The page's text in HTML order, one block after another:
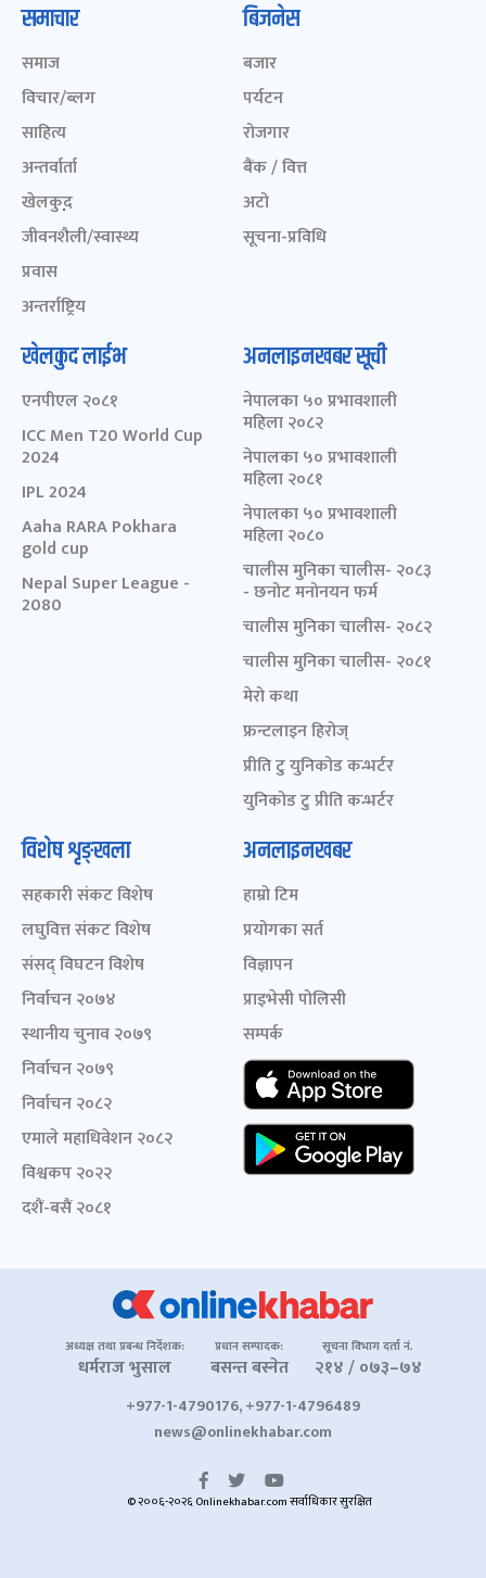
समाचार
समाज
विचार/ब्लग
साहित्य
अन्तर्वार्ता
खेलकुद़़
जीवनशैली/स्वास्थ्य
प्रवास
अन्तर्राष्ट्रिय
बिजनेस
बजार
पर्यटन
रोजगार
बैंक / वित्त
अटो
सूचना-प्रविधि
खेलकुद लाईभ
एनपीएल २०८१
ICC Men T20 World Cup
2024
IPL 2024
Aaha RARA Pokhara
gold cup
Nepal Super League -
2080
अनलाइनखबर सूची
नेपालका ५० प्रभावशाली
महिला २०८२
नेपालका ५० प्रभावशाली
महिला २०८१
नेपालका ५० प्रभावशाली
महिला २०८०
चालीस मुनिका चालीस- २०८३
- छनोट मनोनयन फर्म
चालीस मुनिका चालीस- २०८२
चालीस मुनिका चालीस- २०८१
मेरो कथा
फ्रन्टलाइन हिरोज्
प्रीति टु युनिकोड कन्भर्टर
युनिकोड टु प्रीति कन्भर्टर
विशेष शृङ्खला
सहकारी संकट विशेष
लघुवित्त संकट विशेष
संसद् विघटन विशेष
निर्वाचन २०७४
स्थानीय चुनाव २०७९
निर्वाचन २०७९
निर्वाचन २०८२
एमाले महाधिवेशन २०८२
विश्वकप २०२२
दशैं-बसैं २०८१
अनलाइनखबर
हाम्रो टिम
प्रयोगका सर्त
विज्ञापन
प्राइभेसी पोलिसी
सम्पर्क
अध्यक्ष तथा प्रबन्ध निर्देशक:
धर्मराज भुसाल
प्रधान सम्पादक:
बसन्त बस्नेत
सूचना विभाग दर्ता नं.
२१४ / ०७३–७४
+977-1-4790176, +977-1-4796489
news@onlinekhabar.com
© २००६-२०२६ Onlinekhabar.com सर्वाधिकार सुरक्षित